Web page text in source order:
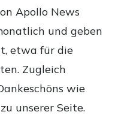
Apollo News
und geben
etwa für die
Zugleich
wie
unserer Seite.